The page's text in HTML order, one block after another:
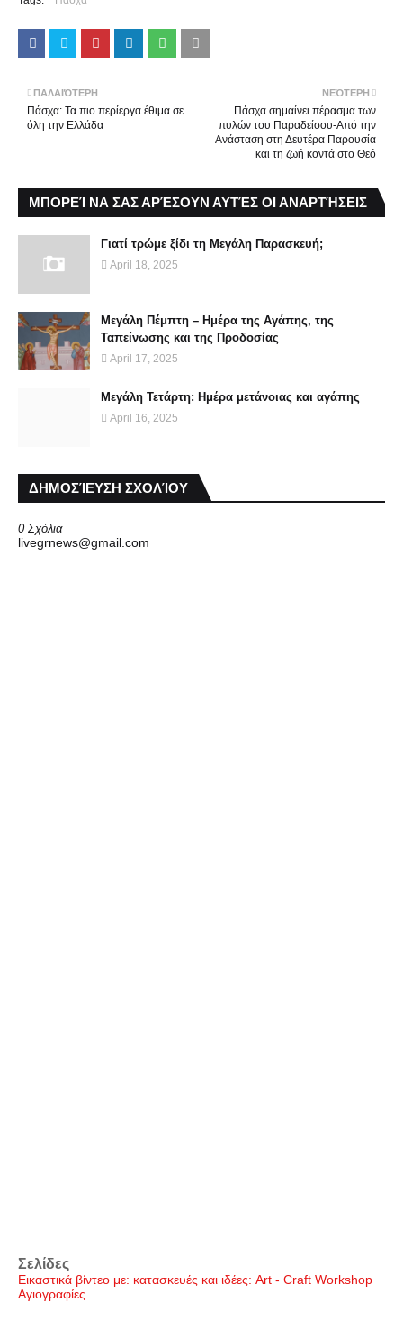
ΝΕΌΤΕΡΗ
Πάσχα σημαίνει πέρασμα των
πυλών του Παραδείσου-Από την
Ανάσταση στη Δευτέρα Παρουσία
και τη ζωή κοντά στο Θεό
ΠΑΛΑΙΌΤΕΡΗ
Πάσχα: Τα πιο περίεργα έθιμα σε
όλη την Ελλάδα
ΜΠΟΡΕΊ ΝΑ ΣΑΣ ΑΡΈΣΟΥΝ ΑΥΤΈΣ ΟΙ ΑΝΑΡΤΉΣΕΙΣ
Γιατί τρώμε ξίδι τη Μεγάλη Παρασκευή;
April 18, 2025
Μεγάλη Πέμπτη – Ημέρα της Αγάπης, της
Ταπείνωσης και της Προδοσίας
April 17, 2025
Μεγάλη Τετάρτη: Ημέρα μετάνοιας και αγάπης
April 16, 2025
ΔΗΜΟΣΊΕΥΣΗ ΣΧΟΛΊΟΥ
0 Σχόλια
livegrnews@gmail.com
Σελίδες
Εικαστικά βίντεο με: κατασκευές και ιδέες: Art - Craft Workshop
Αγιογραφίες